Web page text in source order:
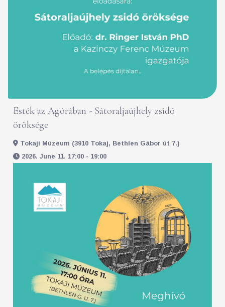
Esték az Agórában - Sátoraljaújhely zsidó
öröksége
Tokaji Múzeum (3910 Tokaj, Bethlen Gábor út 7.)
2026. June 11. 17:00 - 19:00